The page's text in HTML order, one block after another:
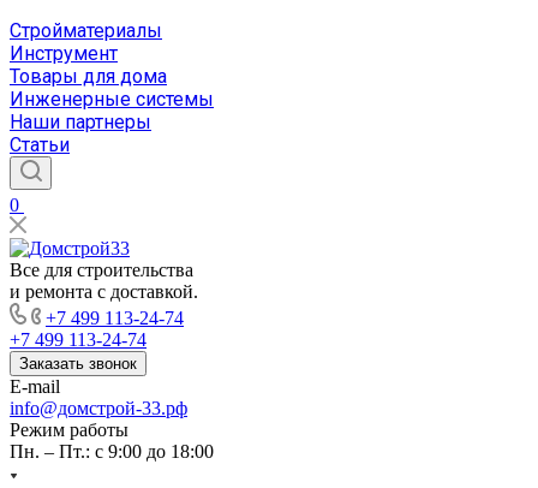
Стройматериалы
Инструмент
Товары для дома
Инженерные системы
Наши партнеры
Статьи
0
Все для строительства
и ремонта с доставкой.
+7 499 113-24-74
+7 499 113-24-74
Заказать звонок
E-mail
info@домстрой-33.рф
Режим работы
Пн. – Пт.: с 9:00 до 18:00